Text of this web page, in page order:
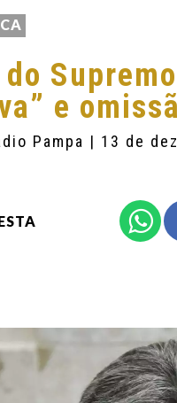
e
Pampa | 13 de